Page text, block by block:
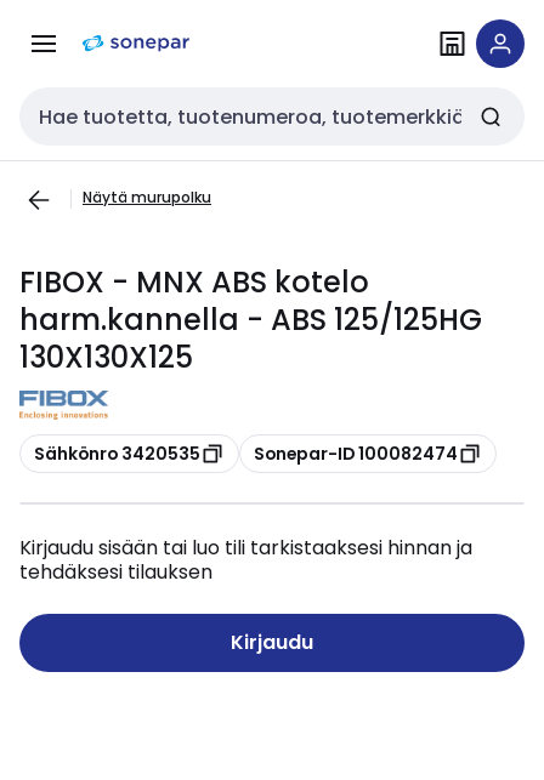
navigointiinsisältöön
Haku
Näytä murupolku
FIBOX - MNX ABS kotelo
harm.kannella - ABS 125/125HG
130X130X125
Kopioi
Sähkönro 3420535 Kopioi
Sonepar-ID 100082474
Kirjaudu sisään tai luo tili tarkistaaksesi hinnan ja
tehdäksesi tilauksen
Kirjaudu